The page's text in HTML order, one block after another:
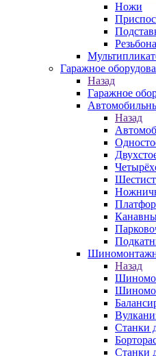
Ножи
Гаражное
Назад
Гаражное
Назад
Назад
Станки
Станки